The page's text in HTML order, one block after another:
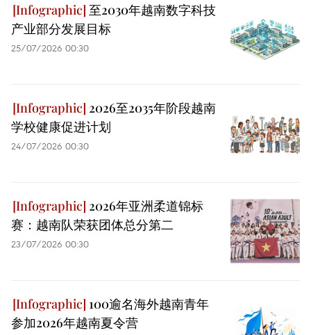
至2030年越南数字科技
产业部分发展目标
25/07/2026 00:30
2026至2035年阶段越南
学校健康促进计划
24/07/2026 00:30
2026年亚洲柔道锦标
赛：越南队荣获团体总分第二
23/07/2026 00:30
100逾名海外越南青年
参加2026年越南夏令营